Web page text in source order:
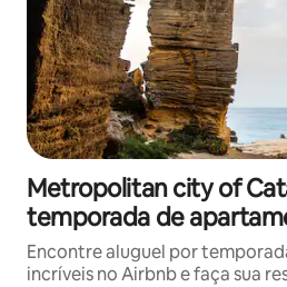
Metropolitan city of
temporada de
Encontre aluguel por
incríveis no Airbnb e faça sua